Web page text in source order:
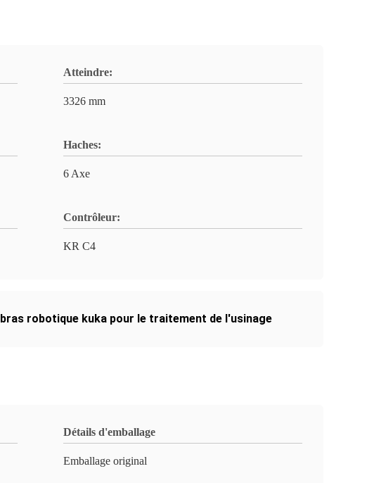
Atteindre:
3326 mm
Haches:
6 Axe
Contrôleur:
KR C4
bras robotique kuka pour le traitement de l'usinage
Détails d'emballage
Emballage original